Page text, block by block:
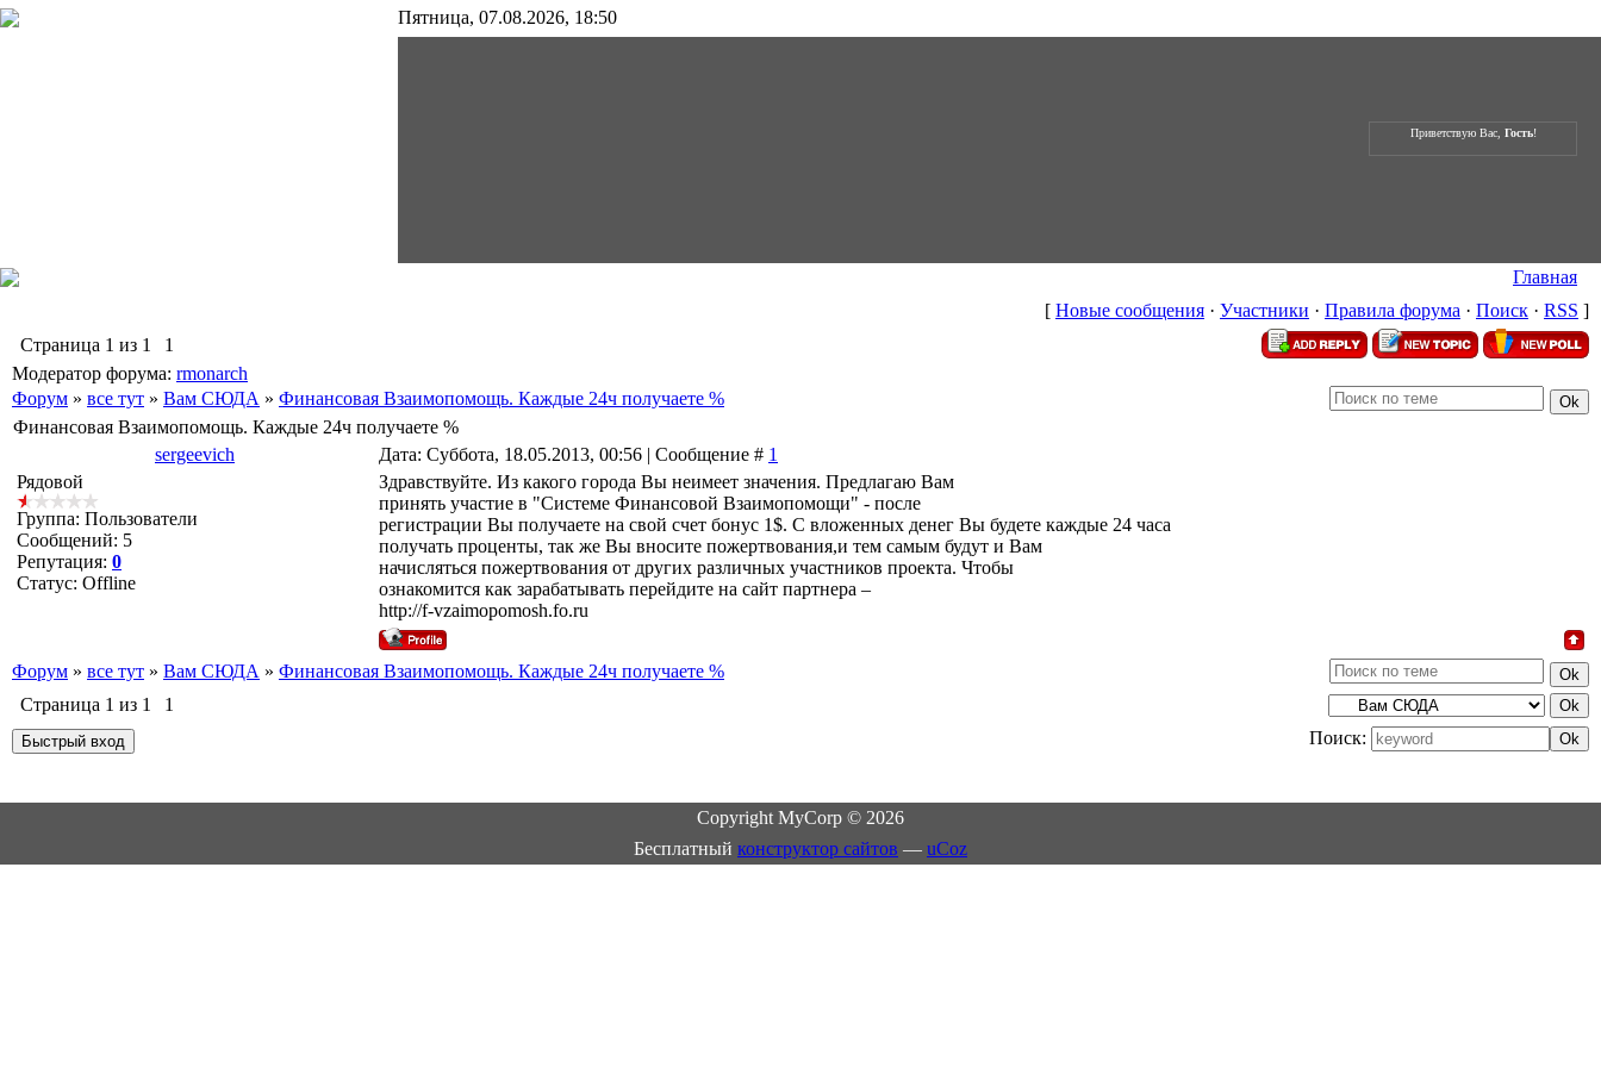
Пятница, 07.08.2026, 18:50
Приветствую Вас, Гость!
Главная
[ Новые сообщения · Участники · Правила форума · Поиск · RSS ]
Страница 1 из 1
1
Модератор форума: rmonarch
Форум » все тут » Вам СЮДА » Финансовая Взаимопомощь. Каждые 24ч получаете %
Финансовая Взаимопомощь. Каждые 24ч получаете %
sergeevich
Дата: Суббота, 18.05.2013, 00:56 | Сообщение # 1
Рядовой
Группа: Пользователи
Сообщений: 5
Репутация: 0
Статус: Offline
Здравствуйте. Из какого города Вы неимеет значения. Предлагаю Вам
принять участие в "Системе Финансовой Взаимопомощи" - после
регистрации Вы получаете на свой счет бонус 1$. С вложенных денег Вы будете каждые 24 часа
получать проценты, так же Вы вносите пожертвования,и тем самым будут и Вам
начисляться пожертвования от других различных участников проекта. Чтобы
ознакомится как зарабатывать перейдите на сайт партнера –
http://f-vzaimopomosh.fo.ru
Форум » все тут » Вам СЮДА » Финансовая Взаимопомощь. Каждые 24ч получаете %
Страница 1 из 1
1
Поиск:
Copyright MyCorp © 2026
Бесплатный конструктор сайтов — uCoz